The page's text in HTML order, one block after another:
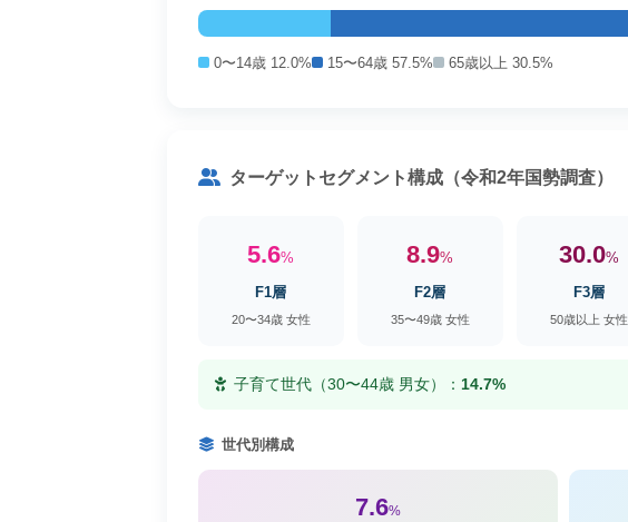
0〜14歳 12.0% 15〜64歳 57.5% 65歳以上 30.5%
ターゲットセグメント構成（令和2年国勢調査）
5.6%
F1層
20〜34歳 女性
8.9%
F2層
35〜49歳 女性
30.0%
F3層
50歳以上 女性
子育て世代（30〜44歳 男女）： 14.7%
世代別構成
7.6%